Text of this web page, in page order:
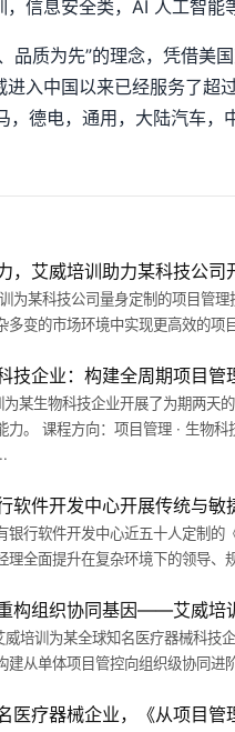
信息安全类，AI 人工智能
品质为先”的理念，凭借美
进入中国以来已经服务了超
，德电，通用，大陆汽车
，艾威培训助力某科技公司
为某科技公司量身定制的项目管
多变的市场环境中实现更高效的
技企业：构建全周期项目管
某生物科技企业开展了为期两天
力。 课程方向：项目管理 · 生物
软件开发中心开展传统与敏
银行软件开发中心近五十人定制
理全面提升在复杂环境下的领导
构组织协同基因——艾威培
培训为某全球知名医疗器械科技
建从单体项目管控向组织级协同
医疗器械企业，《从项目